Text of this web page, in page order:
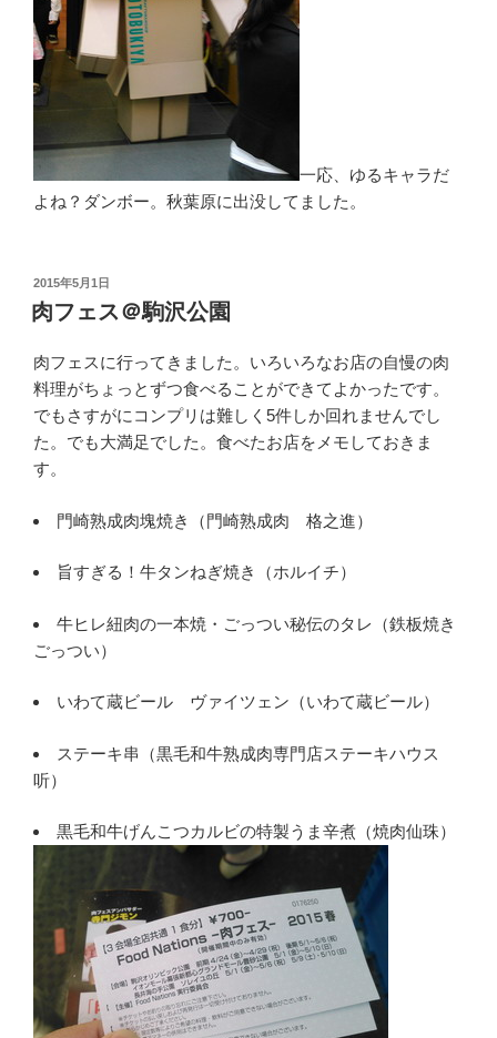
一応、ゆるキャラだ
よね？ダンボー。秋葉原に出没してました。
投
稿
日:
2015年5月1日
肉フェス＠駒沢公園
肉フェスに行ってきました。いろいろなお店の自慢の肉
料理がちょっとずつ食べることができてよかったです。
でもさすがにコンプリは難しく5件しか回れませんでし
た。でも大満足でした。食べたお店をメモしておきま
す。
門崎熟成肉塊焼き（門崎熟成肉 格之進）
旨すぎる！牛タンねぎ焼き（ホルイチ）
牛ヒレ紐肉の一本焼・ごっつい秘伝のタレ（鉄板焼き
ごっつい）
いわて蔵ビール ヴァイツェン（いわて蔵ビール）
ステーキ串（黒毛和牛熟成肉専門店ステーキハウス
听）
黒毛和牛げんこつカルビの特製うま辛煮（焼肉仙珠）